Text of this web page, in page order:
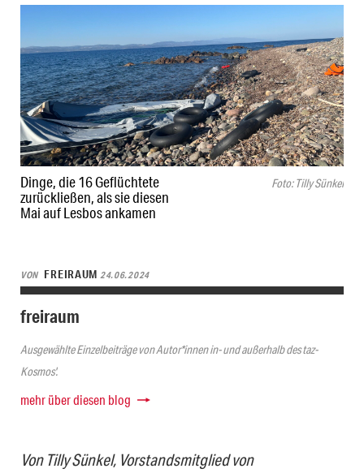
Dinge, die 16 Geflüchtete
zurückließen, als sie diesen
Mai auf Lesbos ankamen
Foto: Tilly Sünkel
VON FREIRAUM 24.06.2024
freiraum
Ausgewählte Einzelbeiträge von Autor*innen in- und außerhalb des taz-
Kosmos'.
mehr über diesen blog
Von Tilly Sünkel, Vorstandsmitglied von